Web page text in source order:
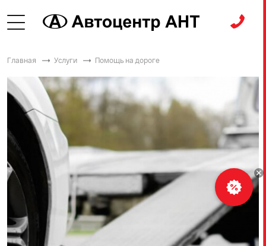
Главная Услуги Помощь на дороге
Рассчитать
кредит